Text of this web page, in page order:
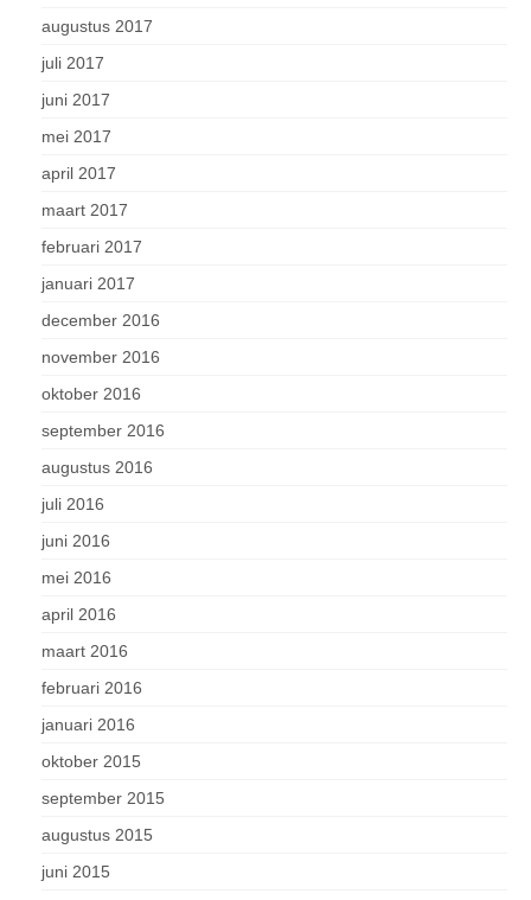
augustus 2017
juli 2017
juni 2017
mei 2017
april 2017
maart 2017
februari 2017
januari 2017
december 2016
november 2016
oktober 2016
september 2016
augustus 2016
juli 2016
juni 2016
mei 2016
april 2016
maart 2016
februari 2016
januari 2016
oktober 2015
september 2015
augustus 2015
juni 2015